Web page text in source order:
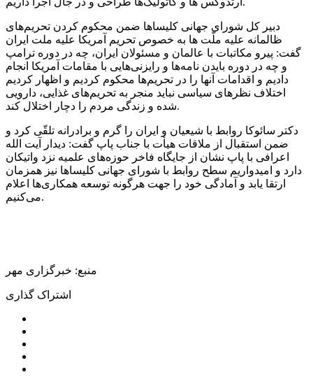
دبیر کل شورای جهانی کلیساها ضمن محکوم کردن تحریم‌های
ظالمانه علیه ملّت ها به خصوص تحریم آمریکا علیه ملت ایران
گفت: پیرو مکاتبات با عالمان و مسئولان ایران، چه در دوره ترامپ
و چه در دوره بایدن نامه‌ها و رایزنی‌هایی با مقامات آمریکا انجام
دادیم و اقدامات آنها را در تحریم‌ها محکوم کردیم و اظهار کردیم
اختلاف نظرهای سیاسی نباید منجر به تحریم‌های غذایی، دارویی
شده و زندگی مردم را دچار اختلال کند.
دکتر سائوکا روابط با شیعیان و ایران را گرم و برادرانه تلقّی کرد و
ضمن استقبال از ملاقات هیأت با جناب پاپ گفت: دیدار آیت الله
اعرافی با پاپ نشان از جایگاه فاخر حوزه‌های علمیه نزد واتیکان
دارد و امیدواریم سطح روابط با شورای جهانی کلیساها نیز همزمان
ارتقا یابد و آمادگی خود را جهت هرگونه توسعه همکاری‌ها اعلام
می‌کنیم.
منبع: خبرگزاری مهر
اشتراک گذاری